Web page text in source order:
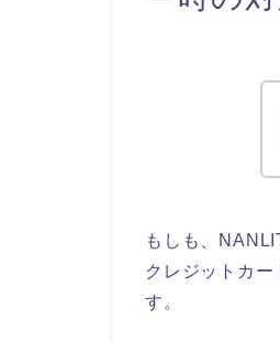
もしも、
クレジットカ
す。